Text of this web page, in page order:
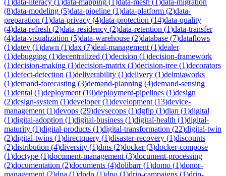
(8)data-modeling (5)data-pipeline (1)data-platform (2)data-
preparation (1)data-privacy (4)data-protection (14)data-quality
(4)data-refresh (2)data-residency (2)data-retention (1)data-transfer
(4)data-visualization (5)data-warehouse (2)database (7)dataflows
(1)datev (1)dawn (1)dax (7)deal-management (1)dealer
(1)debugging (1)decentralized (1)decision (1)decision-framework
(1)decision-making (1)decision-matrix (1)decision-tree (1)decorators
(1)defect-detection (1)deliverability (1)delivery (1)delmiaworks
(1)demand-forecasting (3)demand-planning (4)demand-sensing
(1)dental (1)deployment (10)deployment-pipelines (1)design
(2)design-system (1)developer(1)development (13)device-
management (1)devops (29)devsecops (1)dgfip (1)dian (1)digital
(1)digital-adoption (1)digital-business (1)digital-health (1)digital-
maturity (1)digital-products (1)digital-transformation (22)digital-twin
(2)digital-twins (1)directquery (1)disaster-recovery (1)discounts
(2)distribution (4)diversity (1)dms (2)docker(3)docker-compose
(1)doctype (1)document-management (3)document-processing
(2)documentation (2)documents (4)dolibarr(1)domo (1)donor-
management (2)dpa (1)dpdp (1)dpo (1)drip-campaigns (1)drip-